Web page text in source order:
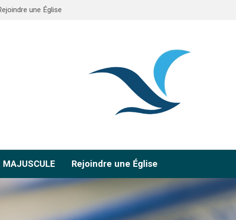
une Église
MAJUSCULE Rejoindre une Église